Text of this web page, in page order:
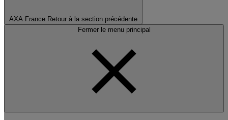
AXA France Retour à la section précédente
Fermer le menu principal